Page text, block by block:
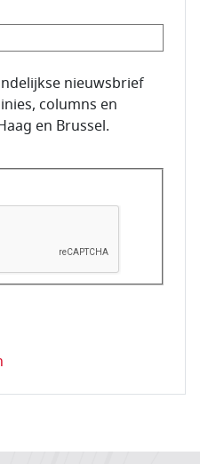
nieuwsbrief
columns en
en Brussel.
dat u een mens